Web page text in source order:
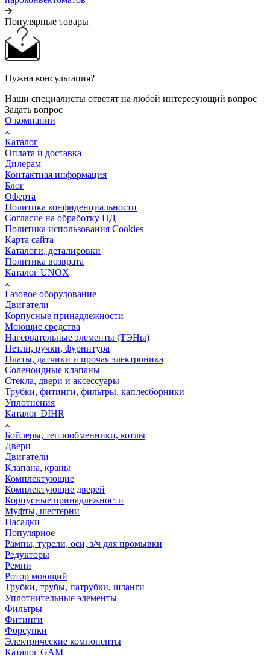
Популярные товары
Нужна консультация?
Наши специалисты ответят на любой интересующий вопрос
Задать вопрос
О компании
Каталог
Оплата и доставка
Дилерам
Контактная информация
Блог
Оферта
Политика конфиденциальности
Согласие на обработку ПД
Политика использования Cookies
Карта сайта
Каталоги, деталировки
Политика возврата
Каталог UNOX
Газовое оборудование
Двигатели
Корпусные принадлежности
Моющие средства
Нагервательные элементы (ТЭНы)
Петли, ручки, фурнитура
Платы, датчики и прочая электроника
Соленоидные клапаны
Стекла, двери и аксессуары
Трубки, фитинги, фильтры, каплесборники
Уплотнения
Каталог DIHR
Бойлеры, теплообменники, котлы
Двери
Двигатели
Клапана, краны
Комплектующие
Комплектующие дверей
Корпусные принадлежности
Муфты, шестерни
Насадки
Популярное
Рампы, турели, оси, з/ч для промывки
Редукторы
Ремни
Ротор моющий
Трубки, трубы, патрубки, шланги
Уплотнительные элементы
Фильтры
Фитинги
Форсунки
Электрические компоненты
Каталог GAM